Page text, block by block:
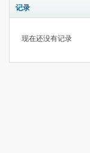
记录
现在还没有记录